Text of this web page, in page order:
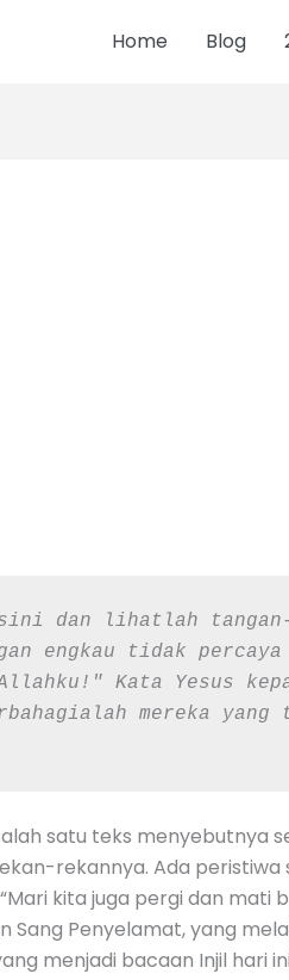
Home Blog
sini dan lihatlah
engkau tidak
Kata Yesus
mereka
satu teks menyebutnya
rekannya. Ada
kita juga pergi dan mati
Penyelamat, yang
menjadi bacaan Injil hari